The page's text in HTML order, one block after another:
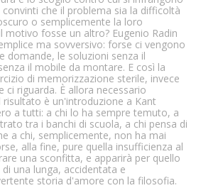
che il problema sia la difficoltà
o semplicemente la loro
motivo fosse un altro? Eugenio Radin
ma sovversivo: forse ci vengono
domande, le soluzioni senza il
il mobile da montare. E così la
di memorizzazione sterile, invece
ci riguarda. È allora necessario
è un'introduzione a Kant
a tutti: a chi lo ha sempre temuto, a
tra i banchi di scuola, a chi pensa di
a chi, semplicemente, non ha mai
alla fine, pure quella insufficienza al
una sconfitta, e apparirà per quello
una lunga, accidentata e
storia d'amore con la filosofia.